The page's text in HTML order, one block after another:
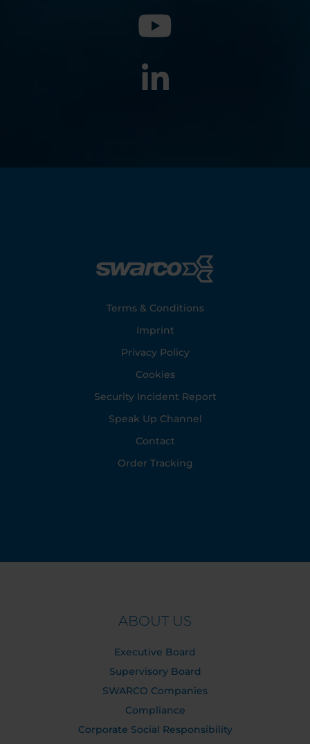
Terms & Conditions
Imprint
Privacy Policy
Cookies
Security Incident Report
Speak Up Channel
Contact
Order Tracking
ABOUT US
Executive Board
Supervisory Board
SWARCO Companies
Compliance
Corporate Social Responsibility